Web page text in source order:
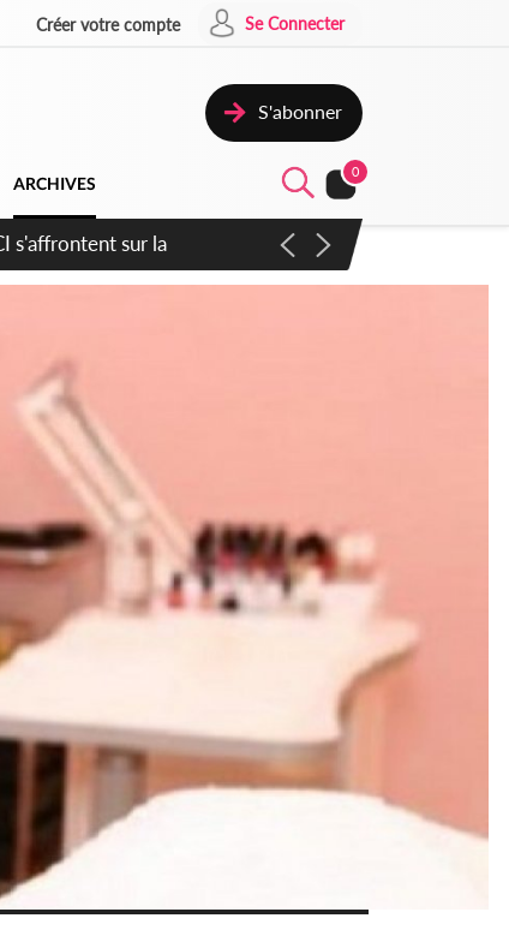
Créer votre compte Se Connecter
S'abonner
ARCHIVES
0
plus apaisé